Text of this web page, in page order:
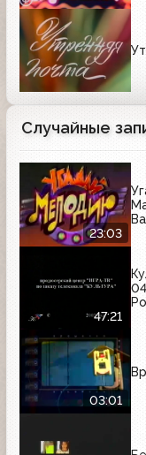
Случайные
23:03
47:21
03:01